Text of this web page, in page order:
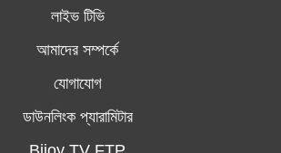
লাইভ টিভি
আমাদের সম্পর্কে
যোগাযোগ
ডাউনলিংক প্যারামিটার